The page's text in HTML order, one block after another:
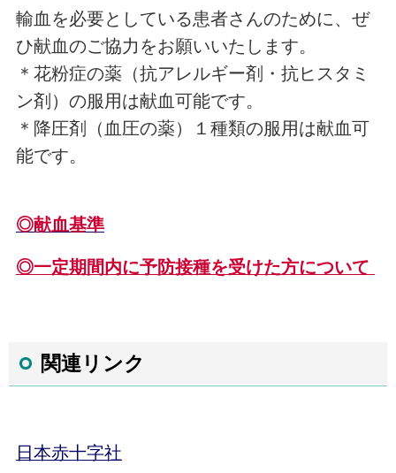
輸血を必要としている患者さんのために、ぜ
ひ献血のご協力をお願いいたします。
＊花粉症の薬（抗アレルギー剤・抗ヒスタミ
ン剤）の服用は献血可能です。
＊降圧剤（血圧の薬）１種類の服用は献血可
能です。
◎献血基準
◎一定期間内に予防接種を受けた方について
関連リンク
日本赤十字社